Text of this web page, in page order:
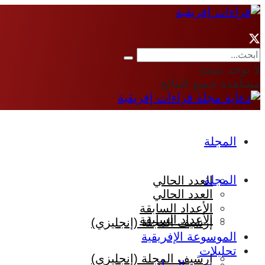
لا توجد نتيجة
مشاهدة جميع النتائج
المجلة
العدد الحالي
الأعداد السابقة
إرشيف المجلة (إنجليزي)
المجلة
العدد الحالي
الأعداد السابقة
إرشيف المجلة (إنجليزي)
الموسوعة الإفريقية
تحليلات